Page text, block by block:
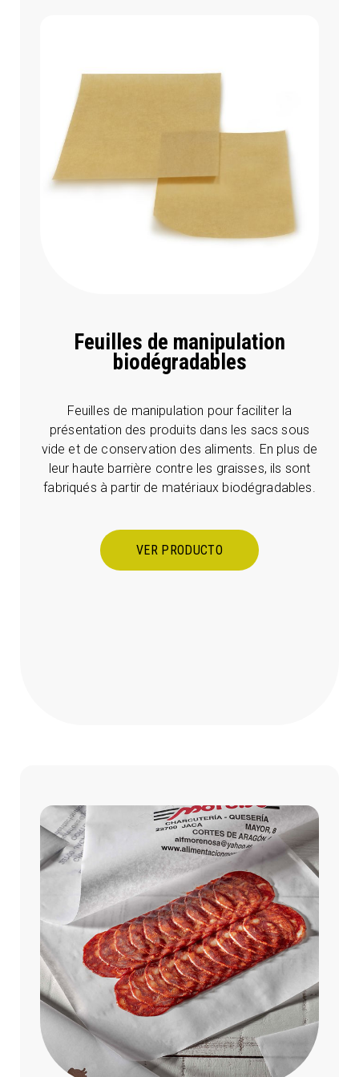
Feuilles de manipulation
biodégradables
Feuilles de manipulation pour faciliter la
présentation des produits dans les sacs sous
vide et de conservation des aliments. En plus de
leur haute barrière contre les graisses, ils sont
fabriqués à partir de matériaux biodégradables.
VER PRODUCTO